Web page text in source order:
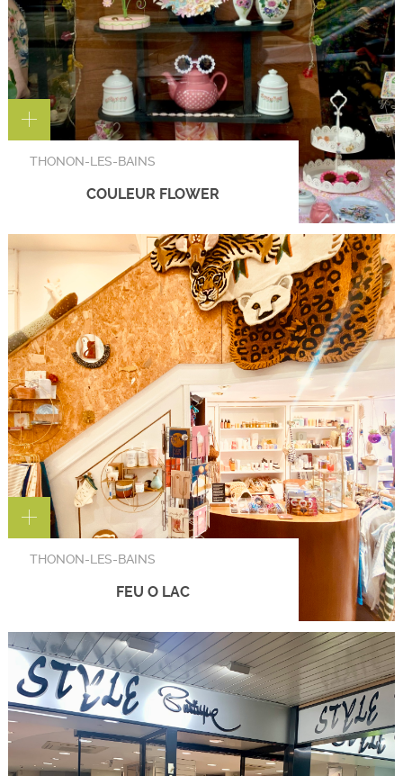
THONON-LES-BAINS
COULEUR FLOWER
THONON-LES-BAINS
FEU O LAC